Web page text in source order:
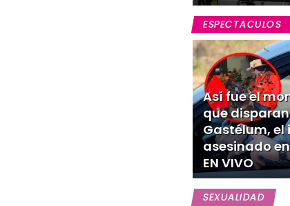
ESPECTACULOS
Así fue el
que
Gastélum, el
asesinado
EN VIVO
SEXUALIDAD